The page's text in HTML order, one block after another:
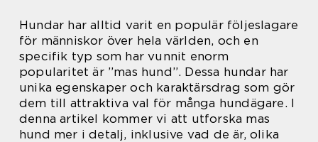
Hundar har alltid varit en populär följeslagare
för människor över hela världen, och en
specifik typ som har vunnit enorm
popularitet är ”mas hund”. Dessa hundar har
unika egenskaper och karaktärsdrag som gör
dem till attraktiva val för många hundägare. I
denna artikel kommer vi att utforska mas
hund mer i detalj, inklusive vad de är, olika